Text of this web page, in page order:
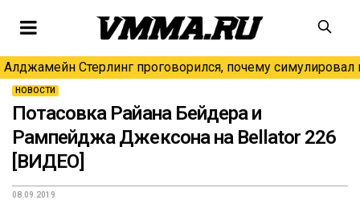
Алджамейн Стерлинг проговорился, почему симулировал
НОВОСТИ
Потасовка Райана Бейдера и
Рампейджа Джексона на Bellator 226
[ВИДЕО]
08.09.2019